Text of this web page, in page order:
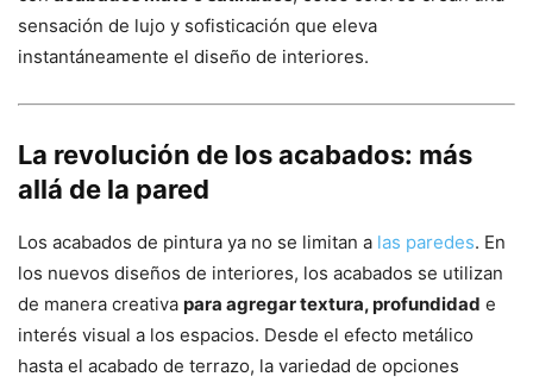
sensación de lujo y sofisticación que eleva
instantáneamente el diseño de interiores.
La revolución de los acabados: más
allá de la pared
Los acabados de pintura ya no se limitan a las paredes. En
los nuevos diseños de interiores, los acabados se utilizan
de manera creativa para agregar textura, profundidad e
interés visual a los espacios. Desde el efecto metálico
hasta el acabado de terrazo, la variedad de opciones